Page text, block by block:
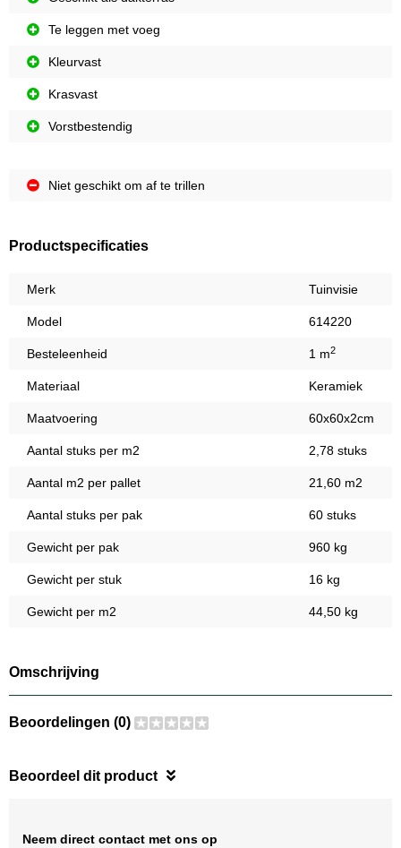
Te leggen met voeg
Kleurvast
Krasvast
Vorstbestendig
Niet geschikt om af te trillen
Productspecificaties
Merk Tuinvisie
Model 614220
Besteleenheid 1 m2
Materiaal Keramiek
Maatvoering 60x60x2cm
Aantal stuks per m2 2,78 stuks
Aantal m2 per pallet 21,60 m2
Aantal stuks per pak 60 stuks
Gewicht per pak 960 kg
Gewicht per stuk 16 kg
Gewicht per m2 44,50 kg
Omschrijving
Beoordelingen (0)
Beoordeel dit product
Neem direct contact met ons op